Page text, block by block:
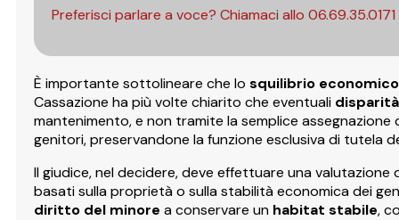
Preferisci parlare a voce? Chiamaci allo 06.69.35.0171
È importante sottolineare che lo squilibrio economico
Cassazione ha più volte chiarito che eventuali
mantenimento, e non tramite la semplice assegnazione
genitori, preservandone la funzione esclusiva di tutela
Il giudice, nel decidere, deve effettuare una
basati sulla proprietà o sulla stabilità economica dei
diritto del minore a conservare un habitat stabile,